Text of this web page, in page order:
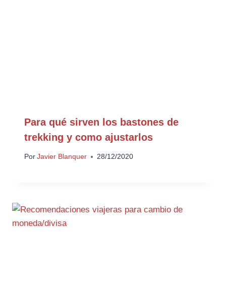
Para qué sirven los bastones de
trekking y como ajustarlos
Por Javier Blanquer 28/12/2020